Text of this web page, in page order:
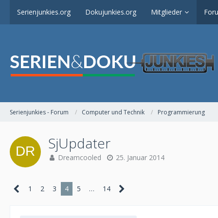
Serienjunkies.org Dokujunkies.org Mitglieder
Serienjunkies - Forum Computer und Technik Programmierung
SjUpdater
Dreamcooled 25. Januar 2014
1 2 3 4 5 … 14